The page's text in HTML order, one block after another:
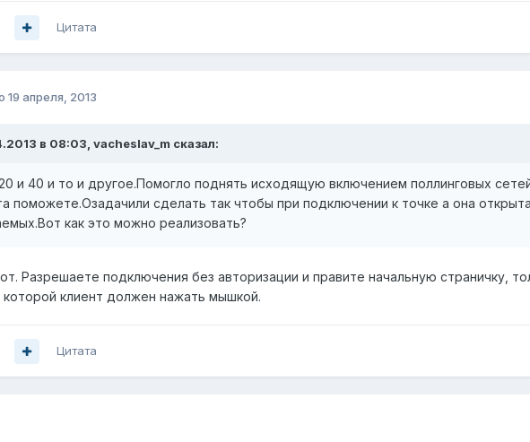
Цитата
19 апреля, 2013
в 08:03, vacheslav_m сказал:
и 40 и то и другое.Помогло поднять исходящую включением поллинговых
поможете.Озадачили сделать так чтобы при подключении к точке а она
как это можно реализовать?
Разрешаете подключения без авторизации и правите начальную страничку,
которой клиент должен нажать мышкой.
Цитата